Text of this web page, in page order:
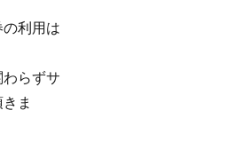
利用は
らずサ
ま